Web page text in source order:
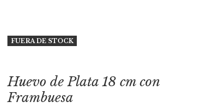
FUERA DE STOCK
Huevo de Plata 18 cm con
Frambuesa